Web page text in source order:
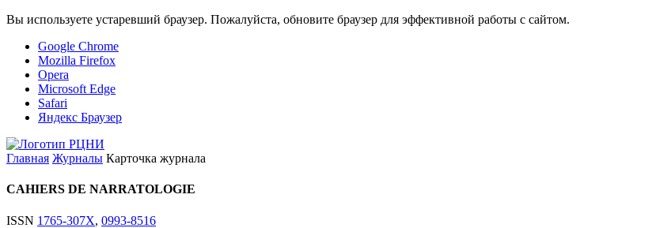
Вы используете устаревший браузер. Пожалуйста, обновите браузер для эффективной работы с сайтом.
Google Chrome
Mozilla Firefox
Opera
Microsoft Edge
Safari
Яндекс Браузер
Главная Журналы Карточка журнала
CAHIERS DE NARRATOLOGIE
ISSN 1765-307X, 0993-8516